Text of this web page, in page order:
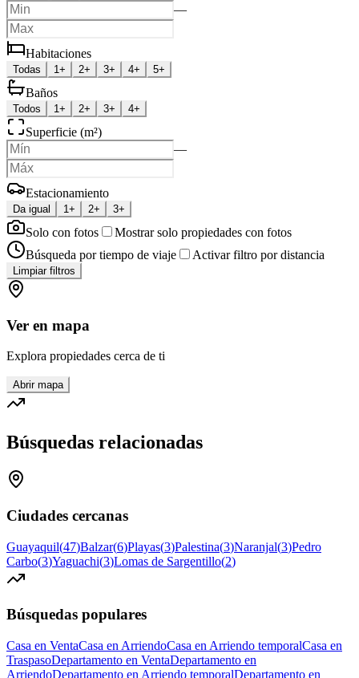
—
Habitaciones
Todas 1+ 2+ 3+ 4+ 5+
Baños
Todos 1+ 2+ 3+ 4+
Superficie (m²)
—
Estacionamiento
Da igual 1+ 2+ 3+
Solo con fotos
Mostrar solo propiedades con fotos
Búsqueda por tiempo de viaje
Activar filtro por distancia
Limpiar filtros
Ver en mapa
Explora propiedades cerca de ti
Abrir mapa
Búsquedas relacionadas
Ciudades cercanas
Guayaquil(47)Balzar(6)Playas(3)Palestina(3)Naranjal(3)Pedro
Carbo(3)Yaguachi(3)Lomas de Sargentillo(2)
Búsquedas populares
Casa en VentaCasa en ArriendoCasa en Arriendo temporalCasa en
TraspasoDepartamento en VentaDepartamento en
ArriendoDepartamento en Arriendo temporalDepartamento en